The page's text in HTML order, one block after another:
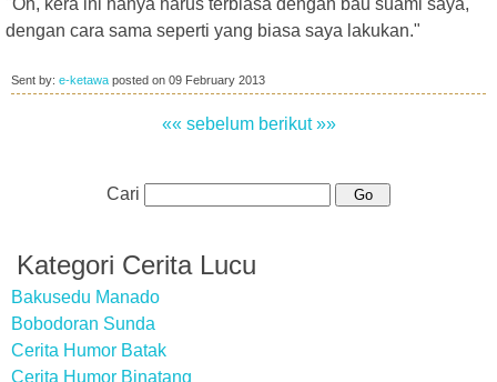
"Oh, kera ini hanya harus terbiasa dengan bau suami saya,
dengan cara sama seperti yang biasa saya lakukan."
Sent by: e-ketawa posted on 09 February 2013
«« sebelum berikut »»
Cari
Kategori Cerita Lucu
Bakusedu Manado
Bobodoran Sunda
Cerita Humor Batak
Cerita Humor Binatang